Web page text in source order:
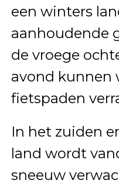
een winters
aanhoudende
de vroege
avond kunnen
fietspaden
In het zuiden
land wordt
sneeuw